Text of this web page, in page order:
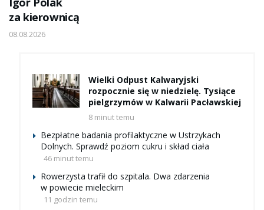
za kierownicą
08.08.2026
Wielki Odpust Kalwaryjski
rozpocznie się w niedzielę. Tysiące
pielgrzymów w Kalwarii Pacławskiej
8 minut temu
Bezpłatne badania profilaktyczne w Ustrzykach
Dolnych. Sprawdź poziom cukru i skład ciała
46 minut temu
Rowerzysta trafił do szpitala. Dwa zdarzenia
w powiecie mieleckim
11 godzin temu